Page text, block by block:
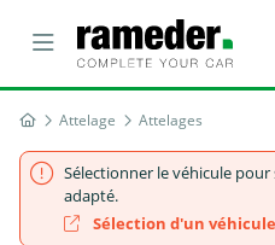
Attelage Attelages
Sélectionner le véhicule
adapté.
Sélection d'un véhicule